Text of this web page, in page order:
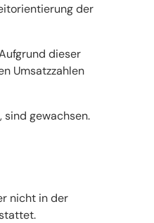
der
dieser
Umsatzzahlen
gewachsen.
nicht in der